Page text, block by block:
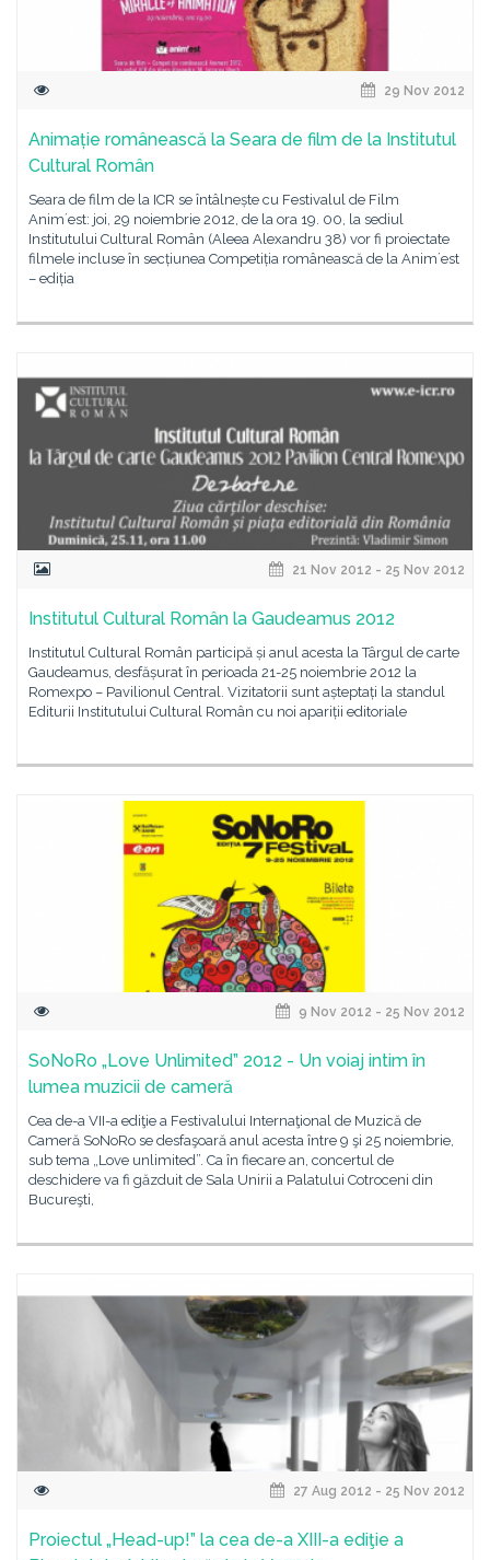
29 Nov 2012
Animație românească la Seara de film de la Institutul
Cultural Român
Seara de film de la ICR se întâlnește cu Festivalul de Film
Animʼest: joi, 29 noiembrie 2012, de la ora 19. 00, la sediul
Institutului Cultural Român (Aleea Alexandru 38) vor fi proiectate
filmele incluse în secțiunea Competiția românească de la Animʼest
– ediția
21 Nov 2012 - 25 Nov 2012
Institutul Cultural Român la Gaudeamus 2012
Institutul Cultural Român participă și anul acesta la Târgul de carte
Gaudeamus, desfășurat în perioada 21-25 noiembrie 2012 la
Romexpo – Pavilionul Central. Vizitatorii sunt așteptați la standul
Editurii Institutului Cultural Român cu noi apariții editoriale
9 Nov 2012 - 25 Nov 2012
SoNoRo „Love Unlimited” 2012 - Un voiaj intim în
lumea muzicii de cameră
Cea de-a VII-a ediţie a Festivalului Internaţional de Muzică de
Cameră SoNoRo se desfaşoară anul acesta între 9 şi 25 noiembrie,
sub tema „Love unlimited”. Ca în fiecare an, concertul de
deschidere va fi găzduit de Sala Unirii a Palatului Cotroceni din
Bucureşti,
27 Aug 2012 - 25 Nov 2012
Proiectul „Head-up!” la cea de-a XIII-a ediţie a